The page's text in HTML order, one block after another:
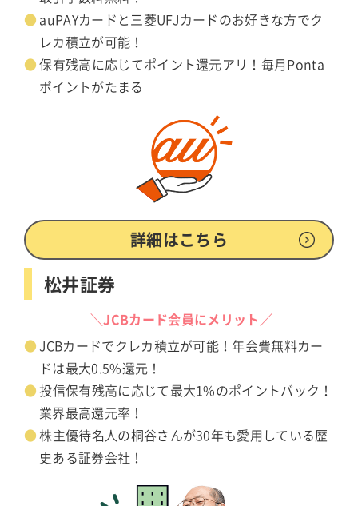
auPAYカードと三菱UFJカードのお好きな方でク
レカ積立が可能！
保有残高に応じてポイント還元アリ！毎月Ponta
ポイントがたまる
詳細はこちら
松井証券
＼JCBカード会員にメリット／
JCBカードでクレカ積立が可能！年会費無料カー
ドは最大0.5%還元！
投信保有残高に応じて最大1%のポイントバック！
業界最高還元率！
株主優待名人の桐谷さんが30年も愛用している歴
史ある証券会社！